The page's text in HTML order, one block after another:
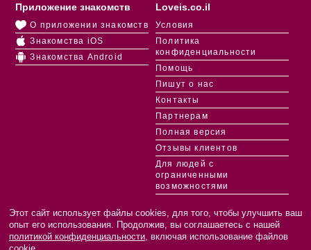
Loveis.co.il
Условия
Политика
конфиденциальности
Помощь
Пишут о нас
Контакты
Партнерам
Полная версия
Отзывы клиентов
Для людей с
ограниченными
возможностями
Приложение знакомств
О приложении знакомств
Знакомства iOS
Знакомства Android
Наши партнеры
Этот сайт использует файлы cookies, для того, чтобы улучшить ваш
опыт его использования. Продолжив, вы соглашаетесь с нашей
политикой конфиденциальности, включая использование файлов